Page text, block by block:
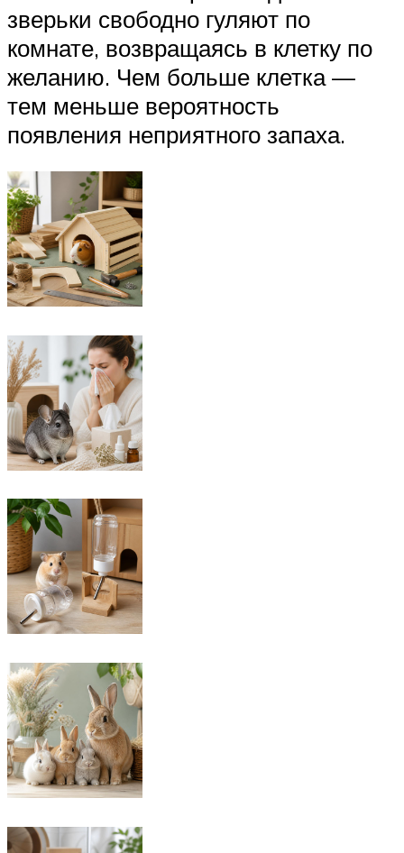
зверьки свободно гуляют по
комнате, возвращаясь в клетку по
желанию. Чем больше клетка —
тем меньше вероятность
появления неприятного запаха.